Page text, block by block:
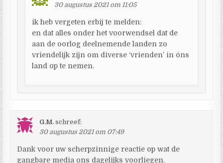
30 augustus 2021 om 11:05
ik heb vergeten erbij te melden:
en dat alles onder het voorwendsel dat de
aan de oorlog deelnemende landen zo
vriendelijk zijn om diverse ‘vrienden’ in óns
land op te nemen.
G.M. schreef:
30 augustus 2021 om 07:49
Dank voor uw scherpzinnige reactie op wat de
gangbare media ons dagelijks voorliegen.